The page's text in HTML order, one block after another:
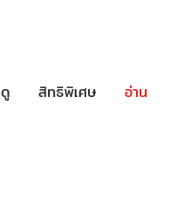
ดู สิทธิพิเศษ อ่าน